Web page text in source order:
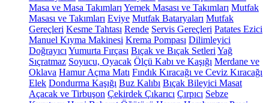
Masa ve Masa Takımları Yemek Masası ve Takımları Mutfak
Masası ve Takımları Eviye Mutfak Bataryaları Mutfak
Gereçleri Kesme Tahtası Rende Servis Gereçleri Patates Ezici
Manuel Kıyma Makinesi Krema Pompası Dilimleyici
Doğrayıcı Yumurta Fırçası Bıçak ve Bıçak Setleri Yağ
Sıçratmaz Soyucu, Oyacak Ölçü Kabı ve Kaşığı Merdane ve
Oklava Hamur Açma Matı Fındık Kıracağı ve Ceviz Kıracağı
Elek Dondurma Kaşığı Buz Kalıbı Bıçak Bileyici Masat
Açacak ve Tirbuşon Çekirdek Çıkarıcı Çırpıcı Sebze